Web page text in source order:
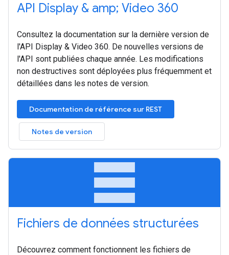
API Display & amp; Video 360
Consultez la documentation sur la dernière version de
l'API Display & Video 360. De nouvelles versions de
l'API sont publiées chaque année. Les modifications
non destructives sont déployées plus fréquemment et
détaillées dans les notes de version.
Documentation de référence sur REST
Notes de version
table_rows
Fichiers de données structurées
Découvrez comment fonctionnent les fichiers de